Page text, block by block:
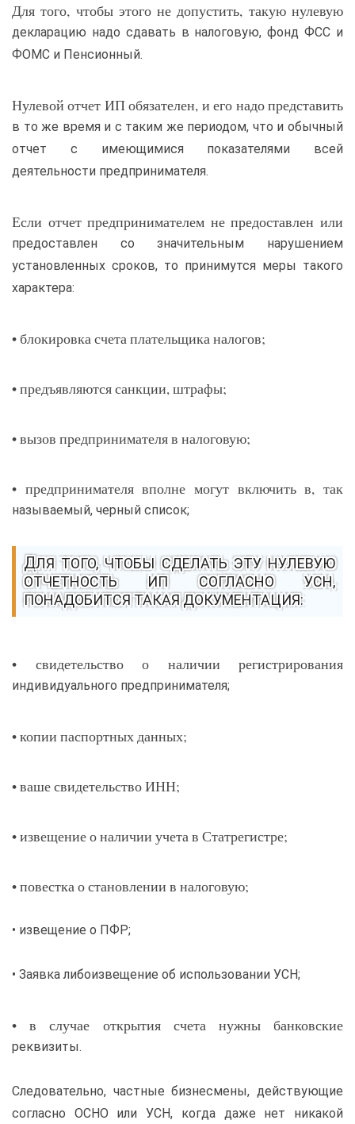
Для того, чтобы этого не допустить, такую нулевую
декларацию надо сдавать в налоговую, фонд ФСС и
ФОМС и Пенсионный.
Нулевой отчет ИП обязателен, и его надо представить
в то же время и с таким же периодом, что и обычный
отчет с имеющимися показателями всей
деятельности предпринимателя.
Если отчет предпринимателем не предоставлен или
предоставлен со значительным нарушением
установленных сроков, то принимутся меры такого
характера:
• блокировка счета плательщика налогов;
• предъявляются санкции, штрафы;
• вызов предпринимателя в налоговую;
• предпринимателя вполне могут включить в, так
называемый, черный список;
ДЛЯ ТОГО, ЧТОБЫ СДЕЛАТЬ ЭТУ НУЛЕВУЮ
ОТЧЕТНОСТЬ ИП СОГЛАСНО УСН,
ПОНАДОБИТСЯ ТАКАЯ ДОКУМЕНТАЦИЯ:
• свидетельство о наличии регистрирования
индивидуального предпринимателя;
• копии паспортных данных;
• ваше свидетельство ИНН;
• извещение о наличии учета в Статрегистре;
• повестка о становлении в налоговую;
• извещение о ПФР;
• Заявка либоизвещение об использовании УСН;
• в случае открытия счета нужны банковские
реквизиты.
Следовательно, частные бизнесмены, действующие
согласно ОСНО или УСН, когда даже нет никакой